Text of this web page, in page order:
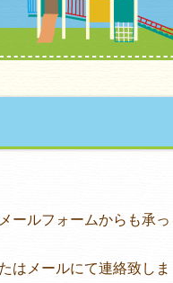
ールフォームからも承っ
はメールにて連絡致しま